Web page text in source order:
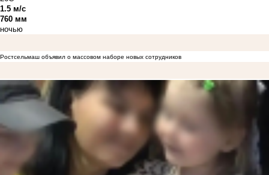
1.5 м/с
760 мм
ночью
Ростсельмаш объявил о массовом наборе новых сотрудников